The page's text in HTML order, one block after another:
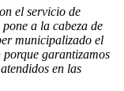
el servicio de
a la cabeza de
municipalizado el
garantizamos
en las